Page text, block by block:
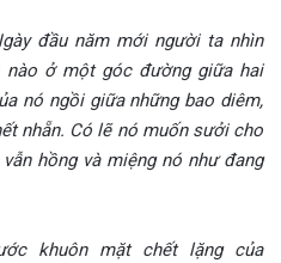
đầu năm mới người ta nhìn
ở một góc đường giữa hai
nó ngồi giữa những bao diêm,
nhẵn. Có lẽ nó muốn sưởi cho
hồng và miệng nó như đang
khuôn mặt chết lặng của